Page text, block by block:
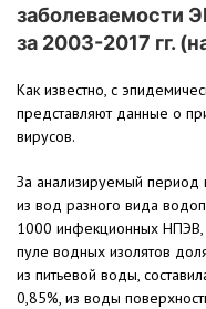
заболеваемости
за 2003-2017 гг.
Как известно, с
представляют данные о
вирусов.
За анализируемый период
из вод разного вида
1000 инфекционных НПЭВ,
пуле водных изолятов
из питьевой воды,
0,85%, из воды